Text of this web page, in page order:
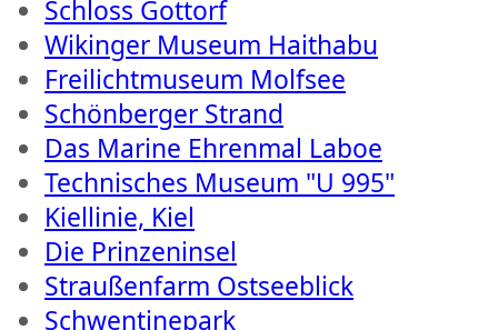
Schloss Gottorf
Wikinger Museum Haithabu
Freilichtmuseum Molfsee
Schönberger Strand
Das Marine Ehrenmal Laboe
Technisches Museum "U 995"
Kiellinie, Kiel
Die Prinzeninsel
Straußenfarm Ostseeblick
Schwentinepark